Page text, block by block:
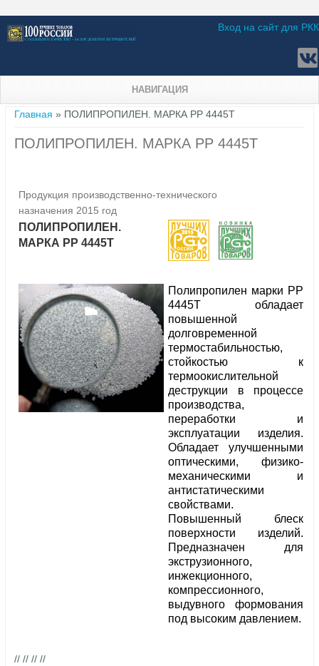
Вход на сайт для РКК
НАВИГАЦИЯ
Вы здесь
Главная » ПОЛИПРОПИЛЕН. МАРКА РР 4445Т
ПОЛИПРОПИЛЕН. МАРКА РР 4445Т
Продукция производственно-технического
назначения 2015 год
ПОЛИПРОПИЛЕН.
МАРКА РР 4445Т
Полипропилен марки РР
4445Т обладает
повышенной
долговременной
термостабильностью,
стойкостью к
термоокислительной
деструкции в процессе
производства,
переработки и
эксплуатации изделия.
Обладает улучшенными
оптическими, физико-
механическими и
антистатическими
свойствами.
Повышенный блеск
поверхности изделий.
Предназначен для
экструзионного,
инжекционного,
компрессионного,
выдувного формования
под высоким давлением.
// // // //